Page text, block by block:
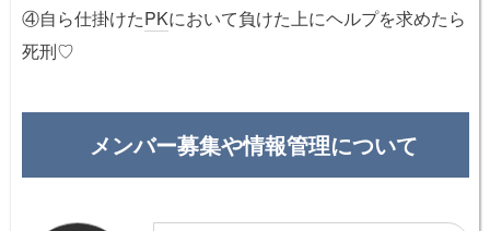
④自ら仕掛けたPKにおいて負けた上にヘルプを求めたら
死刑♡
メンバー募集や情報管理について